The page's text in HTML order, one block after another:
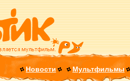
Новости Мультфильмы